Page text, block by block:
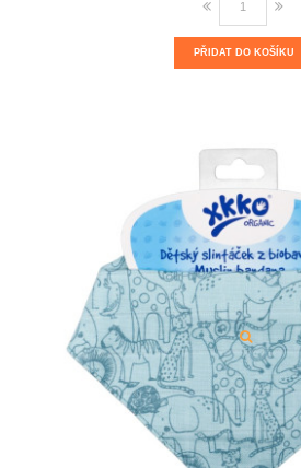
PŘIDAT DO KOŠÍKU